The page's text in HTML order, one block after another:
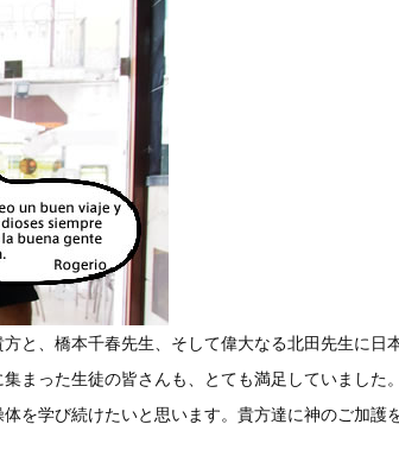
と、橋本千春先生、そして偉大なる北田先生に日
まった生徒の皆さんも、とても満足していました
を学び続けたいと思います。貴方達に神のご加護